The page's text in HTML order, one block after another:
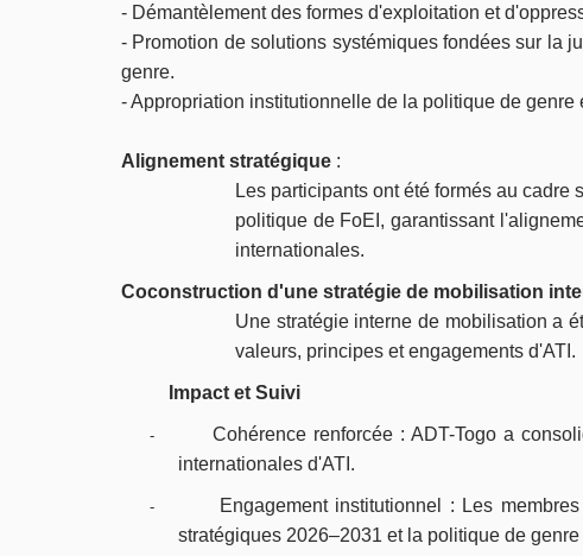
- Démantèlement des formes d'exploitation et
- Promotion de solutions systémiques fondées sur la
genre.
- Appropriation institutionnelle de la politique de genre
Alignement stratégique :
Les participants ont été formés au
politique de FoEI, garantissant
internationales.
Coconstruction d'une stratégie de mobilisation
Une stratégie interne de mobilisation a
valeurs, principes et engagements d'ATI.
Impact et Suivi
-
Cohérence renforcée : ADT-Togo a
internationales d'ATI.
-
Engagement institutionnel : Les
stratégiques 2026–2031 et la politique de